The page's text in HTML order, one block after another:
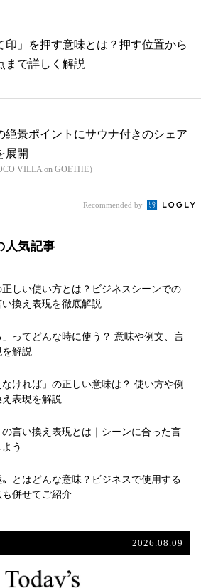
印」を押す意味とは？押す位置から
まで詳しく解説
絶景ポイントにサウナ付きのシェア
展開
VILLA on GOETHE）
Recommended by
人気記事
正しい使い方とは？ビジネスシーンでの
換え表現を徹底解説
」ってどんな時に使う？ 意味や例文、言
解説
なければ」の正しい意味は？ 使い方や例
表現を解説
の言い換え表現とは｜シーンに合った言
う
〟とはどんな意味？ビジネスで使用する
併せてご紹介
2026.08.09